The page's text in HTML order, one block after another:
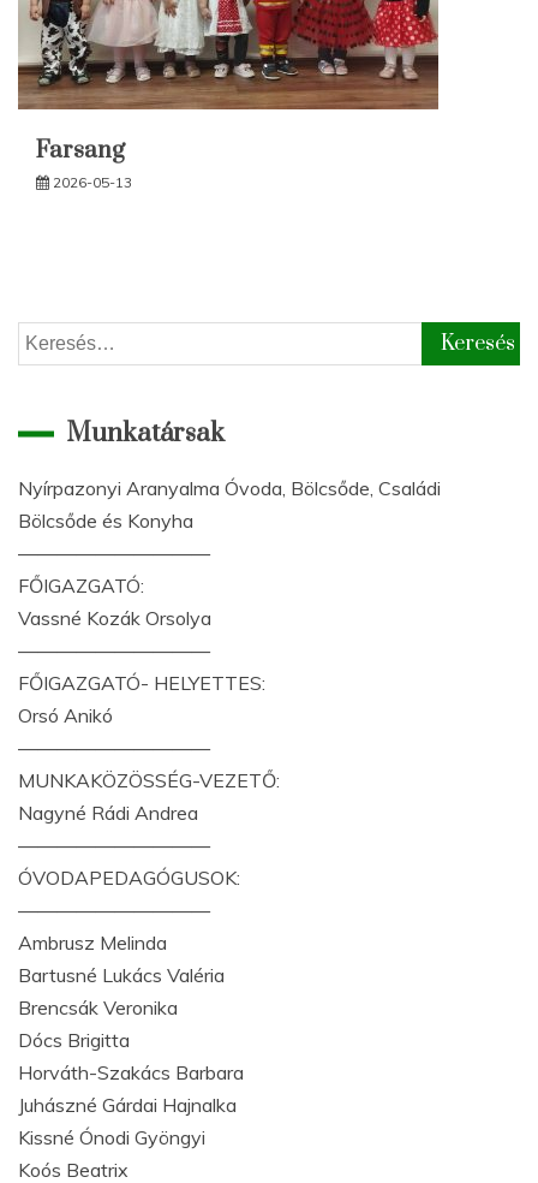
Farsang
2026-05-13
Keresés:
Munkatársak
Nyírpazonyi Aranyalma Óvoda, Bölcsőde, Családi
Bölcsőde és Konyha
——————————
FŐIGAZGATÓ:
Vassné Kozák Orsolya
——————————
FŐIGAZGATÓ- HELYETTES:
Orsó Anikó
——————————
MUNKAKÖZÖSSÉG-VEZETŐ:
Nagyné Rádi Andrea
——————————
ÓVODAPEDAGÓGUSOK:
——————————
Ambrusz Melinda
Bartusné Lukács Valéria
Brencsák Veronika
Dócs Brigitta
Horváth-Szakács Barbara
Juhászné Gárdai Hajnalka
Kissné Ónodi Gyöngyi
Koós Beatrix